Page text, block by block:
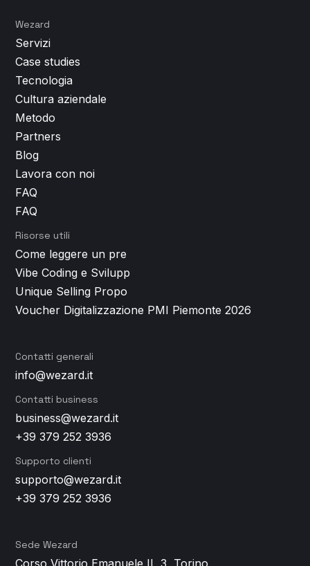
Wezard
Servizi
Case studies
Tecnologia
Cultura aziendale
Metodo
Partners
Blog
Lavora con noi
FAQ
FAQ
Risorse utili
Voucher Digitalizzazione PMI Piemonte 2026
Contatti generali
info@wezard.it
Contatti business
business@wezard.it
+39 379 252 3936
Supporto clienti
supporto@wezard.it
+39 379 252 3936
Sede Wezard